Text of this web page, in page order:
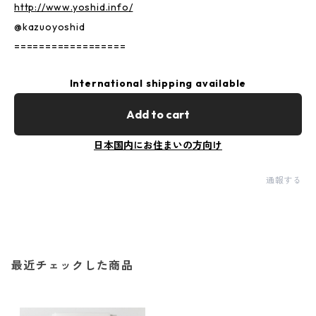
http://www.yoshid.info/
@kazuoyoshid
==================
International shipping available
Add to cart
日本国内にお住まいの方向け
通報する
最近チェックした商品